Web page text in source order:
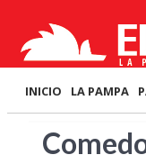
INICIO LA PAMPA